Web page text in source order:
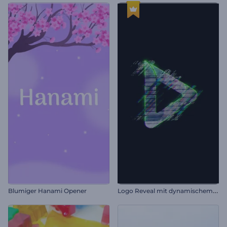
Blumiger Hanami Opener L
ogo Reveal mit dynamischem Glitch